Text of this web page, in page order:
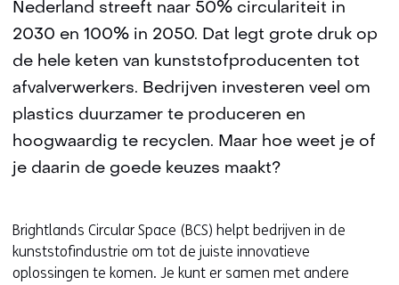
Nederland streeft naar 50% circulariteit in
2030 en 100% in 2050. Dat legt grote druk op
de hele keten van kunststofproducenten tot
afvalverwerkers. Bedrijven investeren veel om
plastics duurzamer te produceren en
hoogwaardig te recyclen. Maar hoe weet je of
je daarin de goede keuzes maakt?
Brightlands Circular Space (BCS) helpt bedrijven in de
kunststofindustrie om tot de juiste innovatieve
oplossingen te komen. Je kunt er samen met andere